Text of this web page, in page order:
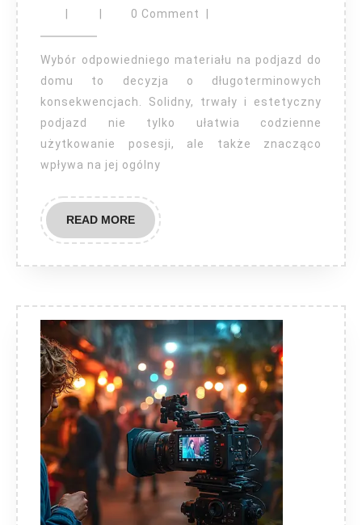
solidny
podjazd
do
domu?
0 Comment
Wybór odpowiedniego materiału na podjazd do
domu to decyzja o długoterminowych
konsekwencjach. Solidny, trwały i estetyczny
podjazd nie tylko ułatwia codzienne
użytkowanie posesji, ale także znacząco
wpływa na jej ogólny
READ MOREREAD
MORE